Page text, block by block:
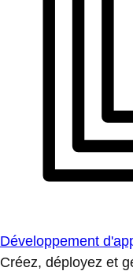
Développement
Créez, déployez et